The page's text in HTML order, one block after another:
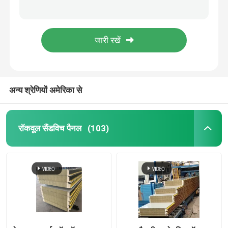
ध्वनिक सैंडविच पैनल
धातु क्लैडिंग पैनल
छिद्रित धातु की चादर
स्टील फ़्लोर डेकिंग
0.3-3 मिमी स्टील छिद्रित एल्यूमीनियम प्लेट एएसटीएम मानक
अन्य श्रेणियों अमेरिका से
रॉकवूल सैंडविच पैनल (103)